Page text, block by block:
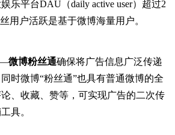
乐平台DAU （daily active user） 超过2
用户活跃是基于微博海量用户。
微博粉丝通确保将广告信息广泛传递
时微博“粉丝通”也具有普通微博的全
、收藏、赞等，可实现广告的二次传
具。